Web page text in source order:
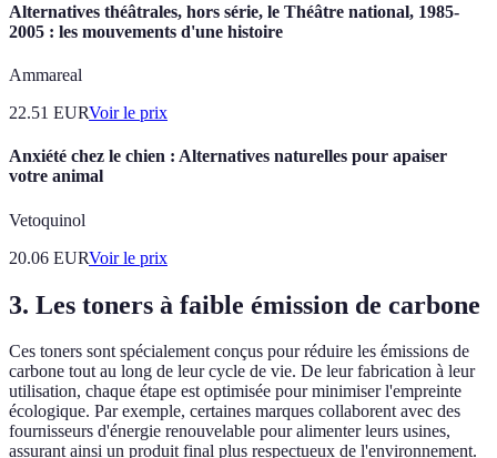
Alternatives théâtrales, hors série, le Théâtre national, 1985-
2005 : les mouvements d'une histoire
Ammareal
22.51 EURVoir le prix
Anxiété chez le chien : Alternatives naturelles pour apaiser
votre animal
Vetoquinol
20.06 EURVoir le prix
3. Les toners à faible émission de carbone
Ces toners sont spécialement conçus pour réduire les émissions de
carbone tout au long de leur cycle de vie. De leur fabrication à leur
utilisation, chaque étape est optimisée pour minimiser l'empreinte
écologique. Par exemple, certaines marques collaborent avec des
fournisseurs d'énergie renouvelable pour alimenter leurs usines,
assurant ainsi un produit final plus respectueux de l'environnement.